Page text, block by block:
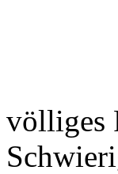
völliges